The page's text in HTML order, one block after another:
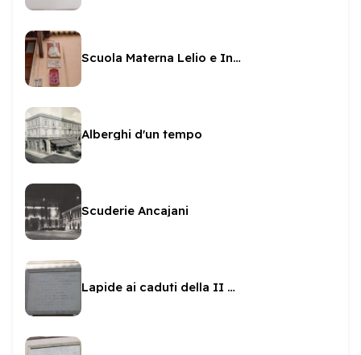
Scuola Materna Lelio e Innocenzina Rossi
Alberghi d'un tempo
Scuderie Ancajani
Lapide ai caduti della II guerra sul Municipio